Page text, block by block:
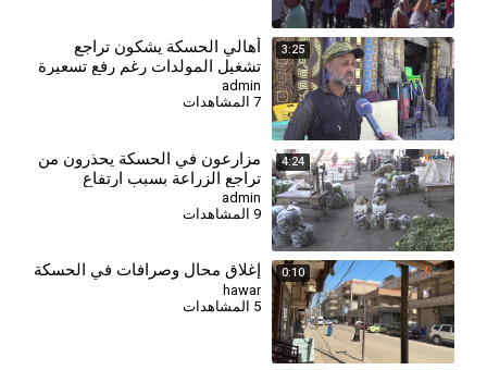
3:25
⁣أهالي الحسكة يشكون تراجع
تشغيل المولدات رغم رفع تسعيرة
الأمبير
admin
7 المشاهدات
4:24
⁣مزارعون في الحسكة يحذرون من
تراجع الزراعة بسبب ارتفاع
التكاليف وأزمة العملة
admin
9 المشاهدات
0:10 إغلاق محال وصرافات في الحسكة
hawar
5 المشاهدات